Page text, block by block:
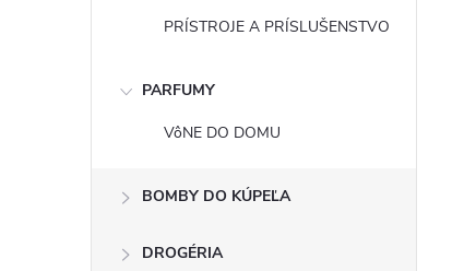
PRÍSTROJE A PRÍSLUŠENSTVO
PARFUMY
VôNE DO DOMU
BOMBY DO KÚPEĽA
DROGÉRIA